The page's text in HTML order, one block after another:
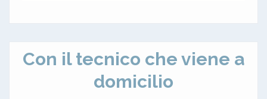
Con il tecnico che viene a
domicilio